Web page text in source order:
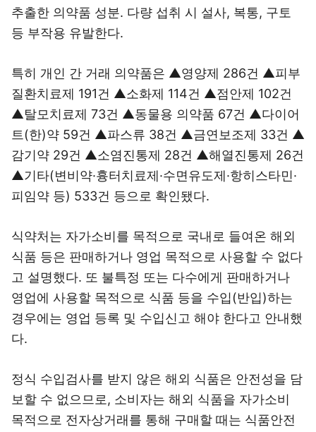
추출한 의약품 성분. 다량 섭취 시 설사, 복통, 구토
등 부작용 유발한다.
특히 개인 간 거래 의약품은 ▲영양제 286건 ▲피부
질환치료제 191건 ▲소화제 114건 ▲점안제 102건
▲탈모치료제 73건 ▲동물용 의약품 67건 ▲다이어
트(한)약 59건 ▲파스류 38건 ▲금연보조제 33건 ▲
감기약 29건 ▲소염진통제 28건 ▲해열진통제 26건
▲기타(변비약·흉터치료제·수면유도제·항히스타민·
피임약 등) 533건 등으로 확인됐다.
식약처는 자가소비를 목적으로 국내로 들여온 해외
식품 등은 판매하거나 영업 목적으로 사용할 수 없다
고 설명했다. 또 불특정 또는 다수에게 판매하거나
영업에 사용할 목적으로 식품 등을 수입(반입)하는
경우에는 영업 등록 및 수입신고 해야 한다고 안내했
다.
정식 수입검사를 받지 않은 해외 식품은 안전성을 담
보할 수 없으므로, 소비자는 해외 식품을 자가소비
목적으로 전자상거래를 통해 구매할 때는 식품안전